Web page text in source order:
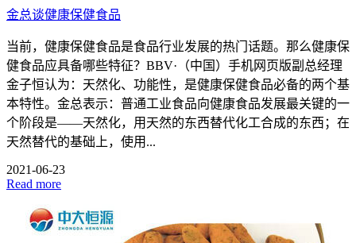
金总谈健康保健食品
当前，健康保健食品是食品行业发展的热门话题。那么健康保
健食品应具备哪些特征？BBV·（中国）手机网页版副总经理
金子恒认为：天然化、功能性，是健康保健食品必备的两个基
本特性。金总表示：普通工业食品向健康食品发展最关键的一
个阶段是——天然化，用天然的东西替代化工合成的东西；在
天然替代的基础上，使用...
2021-06-23
Read more